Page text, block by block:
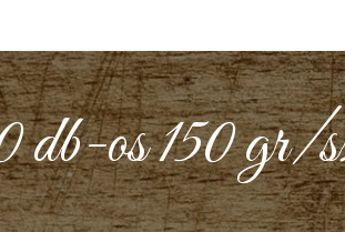
os 150 gr/